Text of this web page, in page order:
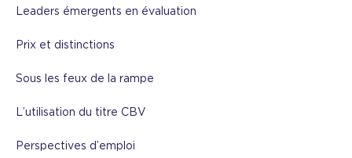
Leaders émergents en évaluation
Prix et distinctions
Sous les feux de la rampe
L’utilisation du titre CBV
Perspectives d’emploi